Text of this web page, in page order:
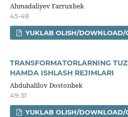
Ahmadaliyev Farruxbek
45-48
YUKLAB OLISH/
TRANSFORMATORLARNING
HAMDA ISHLASH REJIMLARI
Abduhalilov Dostonbek
49-51
YUKLAB OLISH/